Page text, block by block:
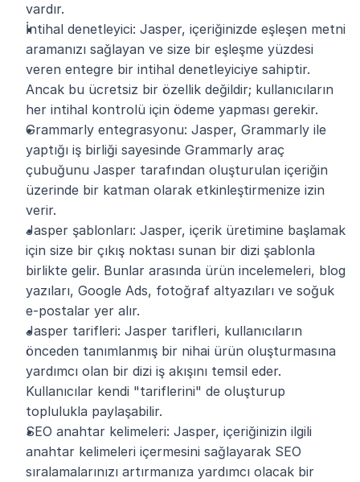
vardır.
İntihal denetleyici: Jasper, içeriğinizde eşleşen metni
aramanızı sağlayan ve size bir eşleşme yüzdesi
veren entegre bir intihal denetleyiciye sahiptir.
Ancak bu ücretsiz bir özellik değildir; kullanıcıların
her intihal kontrolü için ödeme yapması gerekir.
Grammarly entegrasyonu: Jasper, Grammarly ile
yaptığı iş birliği sayesinde Grammarly araç
çubuğunu Jasper tarafından oluşturulan içeriğin
üzerinde bir katman olarak etkinleştirmenize izin
verir.
Jasper şablonları: Jasper, içerik üretimine başlamak
için size bir çıkış noktası sunan bir dizi şablonla
birlikte gelir. Bunlar arasında ürün incelemeleri, blog
yazıları, Google Ads, fotoğraf altyazıları ve soğuk
e-postalar yer alır.
Jasper tarifleri: Jasper tarifleri, kullanıcıların
önceden tanımlanmış bir nihai ürün oluşturmasına
yardımcı olan bir dizi iş akışını temsil eder.
Kullanıcılar kendi "tariflerini" de oluşturup
toplulukla paylaşabilir.
SEO anahtar kelimeleri: Jasper, içeriğinizin ilgili
anahtar kelimeleri içermesini sağlayarak SEO
sıralamalarınızı artırmanıza yardımcı olacak bir